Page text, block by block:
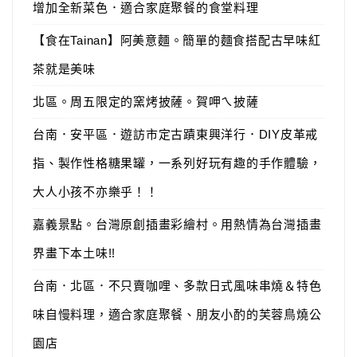
增加全新菜色．適合家庭聚餐的食堂料理
【食在Tainan】阿美意麵。簡單的麵食搭配古早味紅
茶就是美味
北區。周五限定的窯烤披薩。賀呷ㄟ披薩
台南．安平區．遊訪市定古蹟東興洋行．DIY皮革戒
指、製作性格糖果罐，一系列好玩有趣的手作體驗，
大人小孩不亦樂乎！！
嘉義景點。台灣原創插畫彩繪村。用熱情為台灣插畫
界畫下本土味!!
台南．北區．不只賣咖哩、多款日式風味串燒＆特色
味自慢料理，適合家庭聚餐、朋友小酌的芙蓉鳥燒公
園店